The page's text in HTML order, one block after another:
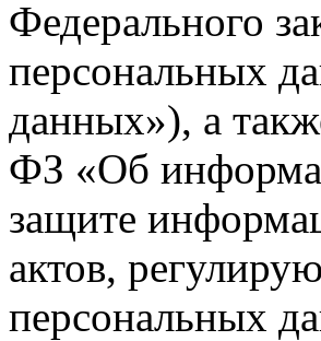
Федерального
персональных
данных»), а
ФЗ «Об
защите
актов,
персональных